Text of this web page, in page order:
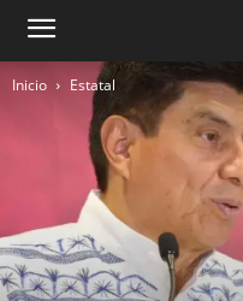
Inicio Estatal